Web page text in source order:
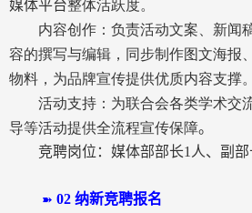
媒体平台整体活跃度。
内容创作：负责活动文案、新闻
容的撰写与编辑，同步制作图文海报
物料，为品牌宣传提供优质内容支撑。
活动支持：为联合会各类学术交
导等活动提供全流程宣传保障。
竞聘岗位：媒体部部长1 人、副部
➽02纳新竞聘报名